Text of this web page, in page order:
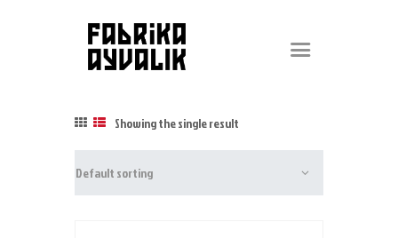
ETKİNLİK PROGRAMI
ETKİNLİK ARŞİVİ
FABRİKA !
SAHNE
Showing the single result